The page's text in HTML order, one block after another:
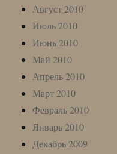
Август 2010
Июль 2010
Июнь 2010
Май 2010
Апрель 2010
Март 2010
Февраль 2010
Январь 2010
Декабрь 2009